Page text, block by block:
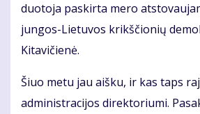
duo­to­ja pa­skir­ta me­ro
jun­gos-Lie­tu­vos krikš­čio­nių
Ki­ta­vi­čie­nė.
Šiuo me­tu jau aiš­ku, ir kas taps
ad­mi­nist­ra­ci­jos di­rek­to­riu­mi.